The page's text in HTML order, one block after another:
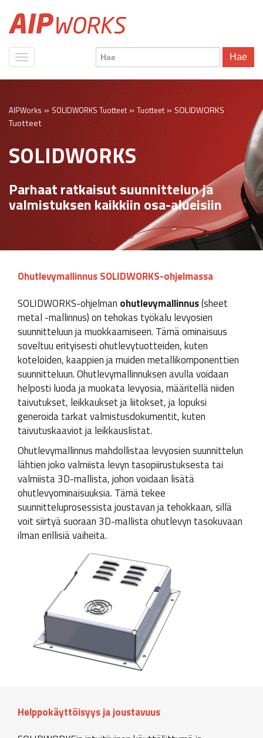
Hae
AIPWorks » SOLIDWORKS Tuotteet» Tuotteet»SOLIDWORKS
Tuotteet
SOLIDWORKS
Parhaat ratkaisut suunnittelun ja
valmistuksen kaikkiin osa-alueisiin
Ohutlevymallinnus SOLIDWORKS-ohjelmassa
SOLIDWORKS-ohjelman ohutlevymallinnus(sheet
metal -mallinnus) on tehokas työkalu levyosien
suunnitteluun ja muokkaamiseen. Tämä ominaisuus
soveltuu erityisesti ohutlevytuotteiden, kuten
koteloiden, kaappien ja muiden metallikomponenttien
suunnitteluun. Ohutlevymallinnuksen avulla voidaan
helposti luoda ja muokata levyosia, määritellä niiden
taivutukset, leikkaukset ja liitokset, ja lopuksi
generoida tarkat valmistusdokumentit, kuten
taivutuskaaviot ja leikkauslistat.
Ohutlevymallinnus mahdollistaa levyosien suunnittelun
lähtien joko valmiista levyn tasopiirustuksesta tai
valmiista 3D-mallista, johon voidaan lisätä
ohutlevyominaisuuksia. Tämä tekee
suunnitteluprosessista joustavan ja tehokkaan, sillä
voit siirtyä suoraan 3D-mallista ohutlevyn tasokuvaan
ilman erillisiä vaiheita.
Helppokäyttöisyys ja joustavuus